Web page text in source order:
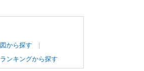
から探す
ランキングから探す